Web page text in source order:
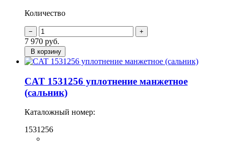
Количество
7 970 руб.
В корзину
CAT 1531256 уплотнение манжетное
(сальник)
Каталожный номер:
1531256